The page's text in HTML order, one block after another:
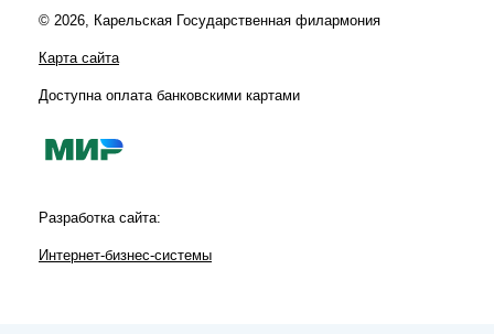
© 2026, Карельская Государственная филармония
Карта сайта
Доступна оплата банковскими картами
Разработка сайта:
Интернет-бизнес-системы